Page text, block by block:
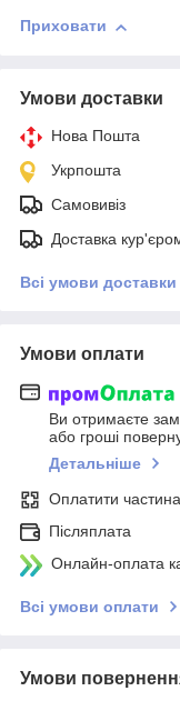
Приховати
Умови доставки
Нова Пошта
Укрпошта
Самовивіз
Доставка
Всі умови доставки
Умови оплати
Ви отримаєте
або гроші
Детальніше
Оплатити
Післяплата
Онлайн-оплата
Всі умови оплати
Умови